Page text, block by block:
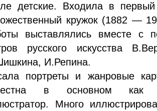
детские. Входила в
кружок (1882 —
выставлялись вместе с
русского искусства
И.Репина.
портреты и жанровые
в основном как
Много